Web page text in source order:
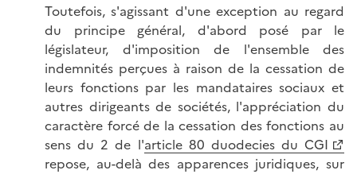
Toutefois, s'agissant d'une exception au regard
du principe général, d'abord posé par le
législateur, d'imposition de l'ensemble des
indemnités perçues à raison de la cessation de
leurs fonctions par les mandataires sociaux et
autres dirigeants de sociétés, l'appréciation du
caractère forcé de la cessation des fonctions au
sens du 2 de l'article 80 duodecies du CGI
repose, au-delà des apparences juridiques, sur